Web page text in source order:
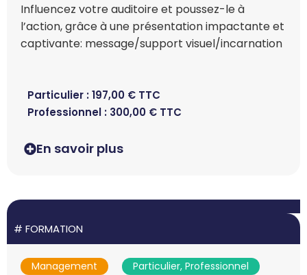
Influencez votre auditoire et poussez-le à
l’action, grâce à une présentation impactante et
captivante: message/support visuel/incarnation
Particulier :197,00 € TTC
Professionnel : 300,00 € TTC
En savoir plus
# FORMATION
Management Particulier, Professionnel